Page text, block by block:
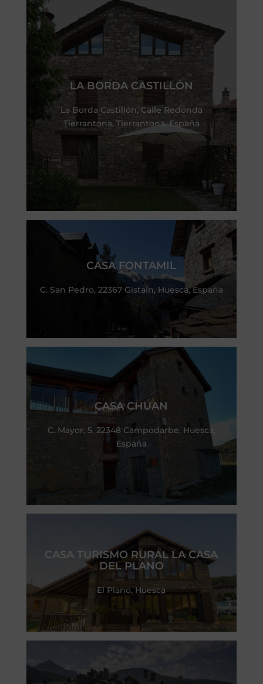
LA BORDA CASTILLÓN
La Borda Castillón, Calle Redonda
Tierrantona, Tierrantona, España
CASA FONTAMIL
C. San Pedro, 22367 Gistaín, Huesca, España
CASA CHUAN
C. Mayor, 5, 22348 Campodarbe, Huesca,
España
CASA TURISMO RURAL LA CASA
DEL PLANO
El Plano, Huesca